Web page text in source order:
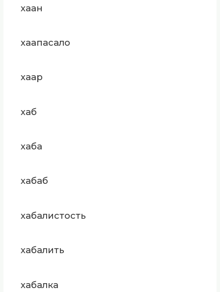
хаан
хаапасало
хаар
хаб
хаба
хабаб
хабалистость
хабалить
хабалка